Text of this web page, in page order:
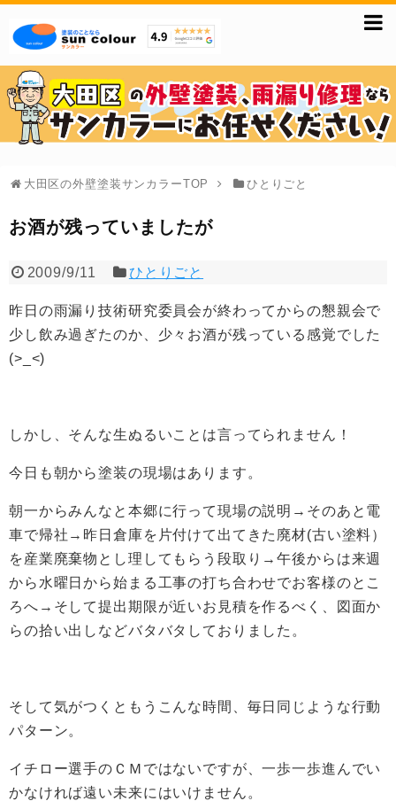
大田区の外壁塗装サンカラーTOP ひとりごと
お酒が残っていましたが
2009/9/11 ひとりごと
昨日の雨漏り技術研究委員会が終わってからの懇親会で
少し飲み過ぎたのか、少々お酒が残っている感覚でした
(>_<)
しかし、そんな生ぬるいことは言ってられません！
今日も朝から塗装の現場はあります。
朝一からみんなと本郷に行って現場の説明→そのあと電
車で帰社→昨日倉庫を片付けて出てきた廃材(古い塗料）
を産業廃棄物とし理してもらう段取り→午後からは来週
から水曜日から始まる工事の打ち合わせでお客様のとこ
ろへ→そして提出期限が近いお見積を作るべく、図面か
らの拾い出しなどバタバタしておりました。
そして気がつくともうこんな時間、毎日同じような行動
パターン。
イチロー選手のＣＭではないですが、一歩一歩進んでい
かなければ遠い未来にはいけません。